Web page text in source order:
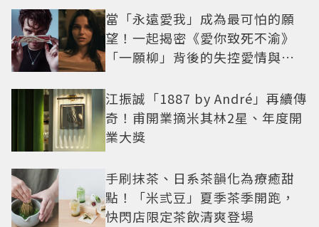
當「永遠愛我」成為最可怕的願
望！一起揭密《愛你致死不渝》
「一願柳」背後的失控愛情與爆
江振誠「1887 by André」再續傳
奇！甫開業摘米其林2星、年度開
業大獎
手刷抹茶、日系茶韻化為療癒甜
點！「米弎豆」夏季茶季開跑，
快閃店限定茶飲清爽登場